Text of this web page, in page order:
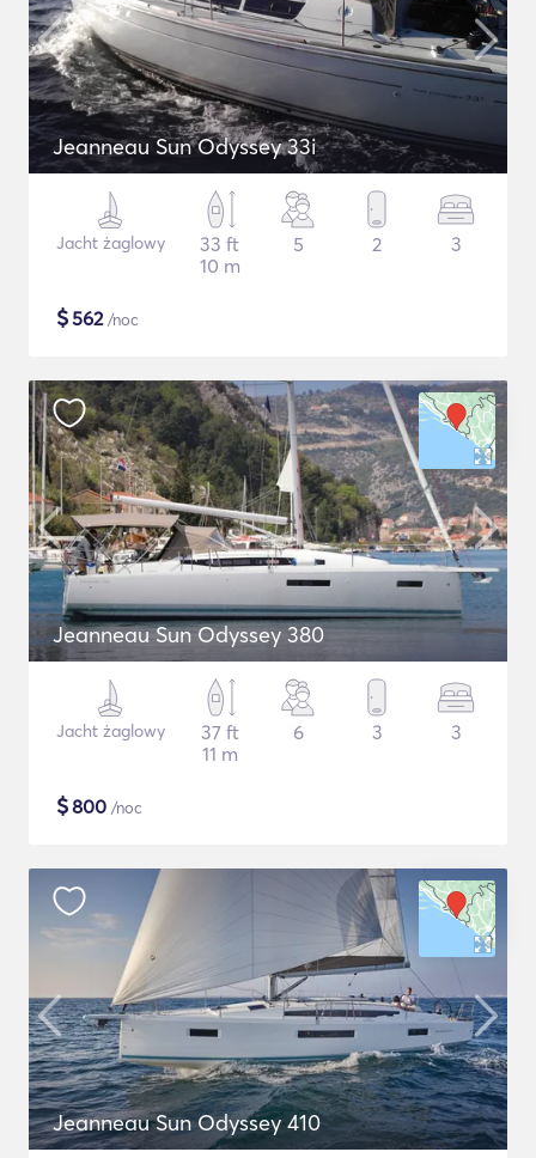
Jeanneau Sun Odyssey 33i
Jacht żaglowy
33 ft
10 m
5 2 3
$562/noc
Jeanneau Sun Odyssey 380
Jacht żaglowy
37 ft
11 m
6 3 3
$800 /noc
Jeanneau Sun Odyssey 410